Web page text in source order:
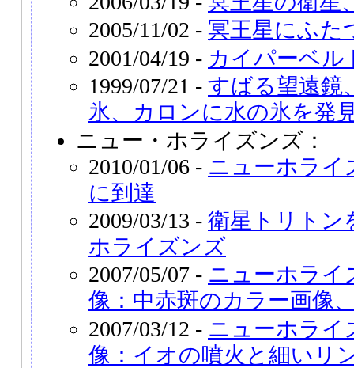
2005/11/02 - 冥王星にふた
2001/04/19 - カイパーベル
1999/07/21 - すばる望遠鏡
氷、カロンに水の氷を発
ニュー・ホライズンズ：
2010/01/06 - ニューホライ
に到達
2009/03/13 - 衛星トリトン
ホライズンズ
2007/05/07 - ニューホライ
像：中赤斑のカラー画像
2007/03/12 - ニューホライ
像：イオの噴火と細いリ